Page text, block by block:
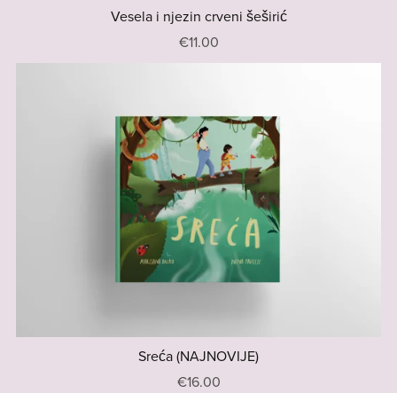
Vesela i njezin crveni šeširić
€11.00
Sreća (NAJNOVIJE)
€16.00